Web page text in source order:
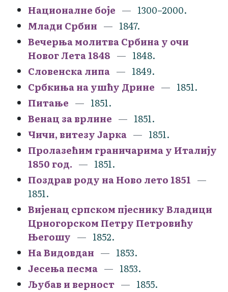
Националне боје
1300–2000.
Млади Србин
1847.
Вечерња молитва Србина у очи
Новог Лета 1848
1848.
Словенска липа
1849.
Србкиња на ушћу Дрине
1851.
Питање
1851.
Венац за врлине
1851.
Чичи, витезу Јарка
1851.
Пролазећим граничарима у Италију
1850 год.
1851.
Поздрав роду на Ново лето 1851
1851.
Вијенац српском пјеснику Владици
Црногорском Петру Петровићу
Његошу
1852.
На Видовдан
1853.
Јесења песма
1853.
Љубав и верност
1855.